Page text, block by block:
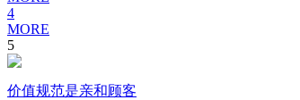
4
MORE
5
价值规范是亲和顾客